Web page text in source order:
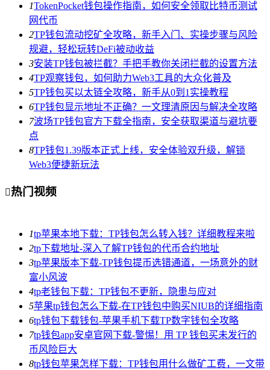
1TokenPocket钱包操作指南，如何安全领取比特币测试
网代币
2TP钱包流动挖矿全攻略，新手入门、实操步骤与风险
规避，轻松玩转DeFi被动收益
3安装TP钱包被拦截？手把手教你关闭拦截的设置方法
4TP观察钱包，如何助力Web3工具的大众化普及
5TP钱包买以太链全攻略，新手从0到1实操教程
6TP钱包显示地址不正确？一文理清原因与解决全攻略
7波场TP钱包官方下载全指南，安全获取渠道与避坑要
点
8TP钱包1.39版本正式上线，安全体验双升级，解锁
Web3便捷新玩法
热门视频
1tp苹果本地下载：TP钱包怎么转入钱？详细教程来啦
2tp下载地址-深入了解TP钱包的代币合约地址
3tp苹果版本下载-TP钱包提币选错通道，一场意外的财
富小风波
4tp老钱包下载：TP钱包不更新，隐患与应对
5苹果tp钱包怎么下载-在TP钱包中购买NIUB的详细指南
6tp钱包下载钱包-苹果手机下载TP数字钱包全攻略
7tp钱包app安卓官网下载-警惕！用 TP 钱包买未发行的
币风险巨大
8tp钱包苹果怎样下载：TP钱包用什么做矿工费，一文带